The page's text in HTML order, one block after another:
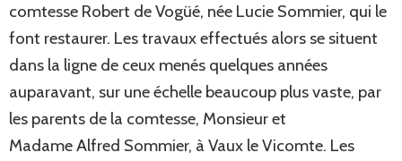
comtesse Robert de Vogüé, née Lucie Sommier, qui le
font restaurer. Les travaux effectués alors se situent
dans la ligne de ceux menés quelques années
auparavant, sur une échelle beaucoup plus vaste, par
les parents de la comtesse, Monsieur et
Madame Alfred Sommier, à Vaux le Vicomte. Les